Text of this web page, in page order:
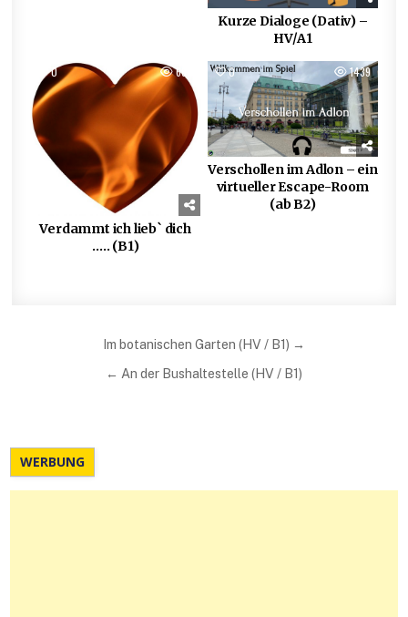
Kurze Dialoge (Dativ) –
HV/A1
0 664
Verdammt ich lieb` dich
….. (B1)
0 1439
Verschollen im Adlon – ein
virtueller Escape-Room
(ab B2)
Beitragsnavigation
Im botanischen Garten (HV / B1) →
← An der Bushaltestelle (HV / B1)
WERBUNG